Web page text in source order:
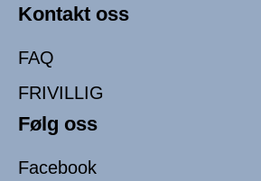
Kontakt oss
FAQ
FRIVILLIG
Følg oss
Facebook